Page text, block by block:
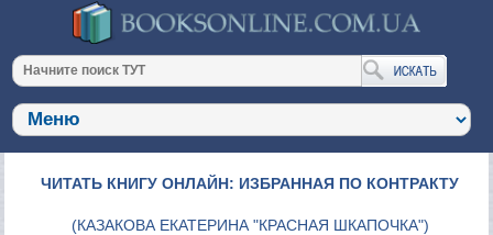
ЧИТАТЬ КНИГУ ОНЛАЙН: ИЗБРАННАЯ ПО КОНТРАКТУ
(КАЗАКОВА ЕКАТЕРИНА "КРАСНАЯ ШКАПОЧКА")